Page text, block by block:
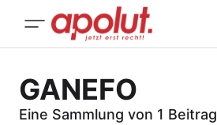
GANEFO
Eine Sammlung von 1 Beitrag